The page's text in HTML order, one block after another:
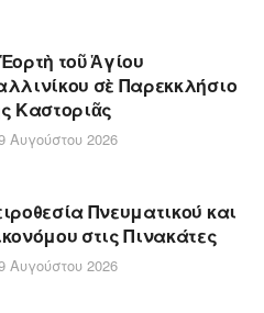
τοῦ Ἁγίου
σὲ Παρεκκλήσιο
Καστοριᾶς
Αυγούστου 2026
Πνευματικού και
στις Πινακάτες
Αυγούστου 2026